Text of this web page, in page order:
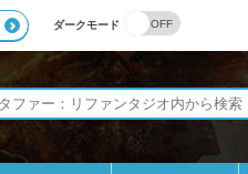
ダークモード